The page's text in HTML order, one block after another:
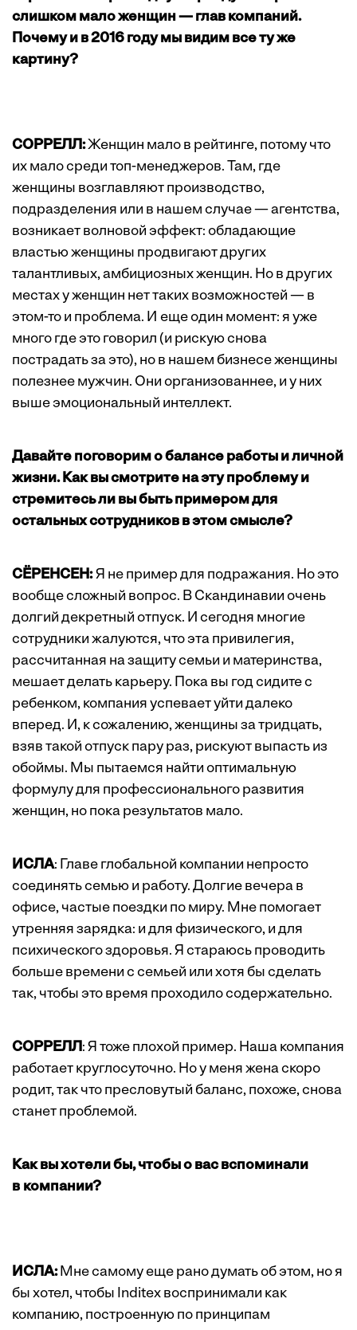
слишком мало женщин — глав компаний.
Почему и в 2016 году мы видим все ту же
картину?
СОРРЕЛЛ:Женщин мало в рейтинге, потому что
их мало среди топ-менеджеров. Там, где
женщины возглавляют производство,
подразделения или в нашем случае — агентства,
возникает волновой эффект: обладающие
властью женщины продвигают других
талантливых, амбициозных женщин. Но в других
местах у женщин нет таких возможностей — в
этом-то и проблема. И еще один момент: я уже
много где это говорил (и рискую снова
пострадать за это), но в нашем бизнесе женщины
полезнее мужчин. Они организованнее, и у них
выше эмоциональный интеллект.
Давайте поговорим о балансе работы и личной
жизни. Как вы смотрите на эту проблемуи
стремитесь ли вы быть примером для
остальных сотрудников в этом смысле?
СЁРЕНСЕН: Я не пример для подражания. Но это
вообще сложный вопрос. В Скандинавии очень
долгий декретный отпуск. И сегодня многие
сотрудники жалуются, что эта привилегия,
рассчитанная на защиту семьи и материнства,
мешает делать карьеру. Пока вы год сидите с
ребенком, компания успевает уйти далеко
вперед. И, к сожалению, женщины за тридцать,
взяв такой отпуск пару раз, рискуют выпасть из
обоймы. Мы пытаемся найти оптимальную
формулу для профессионального развития
женщин, но пока результатов мало.
ИСЛА: Главе глобальной компании непросто
соединять семью и работу. Долгие вечера в
офисе, частые поездки по миру. Мне помогает
утренняя зарядка: и для физического, и для
психического здоровья. Я стараюсь проводить
больше времени с семьей или хотя бы сделать
так, чтобы это время проходило содержательно.
СОРРЕЛЛ: Я тоже плохой пример. Наша компания
работает круглосуточно. Но у меня жена скоро
родит, так что пресловутый баланс, похоже, снова
станет проблемой.
Как вы хотели бы, чтобы о вас вспоминали
в компании?
ИСЛА:Мне самому еще рано думать об этом, но я
бы хотел, чтобы Inditex воспринимали как
компанию, построенную по принципам